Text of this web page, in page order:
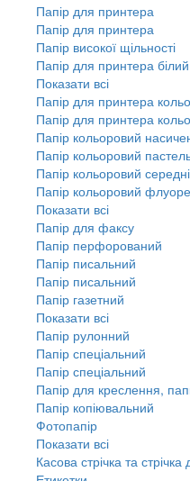
Папір для принтера
Папір для принтера
Папір високої щільності
Папір для принтера білий
Показати всі
Папір для принтера
Папір для принтера
Папір кольоровий
Папір кольоровий
Папір кольоровий
Папір кольоровий
Показати всі
Папір для факсу
Папір перфорований
Папір писальний
Папір писальний
Папір газетний
Показати всі
Папір рулонний
Папір спеціальний
Папір спеціальний
Папір для креслення,
Папір копіювальний
Фотопапір
Показати всі
Касова стрічка та